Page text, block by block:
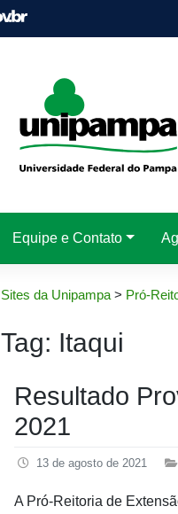
Equipe e Contato
Sites da Unipampa> Pró-
Tag: Itaqui
Resultado
2021
13 de agosto de 2021
A Pró-Reitoria de